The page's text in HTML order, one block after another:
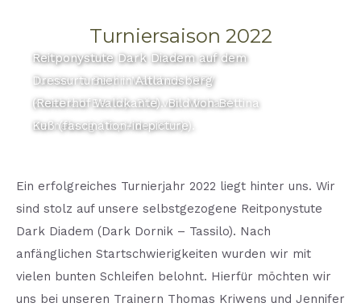
Turniersaison 2022
Reitponystute Dark Diadem auf dem
Turnier in Berlin Malchow (RFV
Kleeblatt Berlin). Bild von Michael
Berneburg (TopVideoFilm).
Reitponystute Dark Diadem auf dem
Dressurturnier in Altlandsberg
(Reiterhof Waldkante). Bild von Bettina
Kuß (fascination-in-picture).
Ein erfolgreiches Turnierjahr 2022 liegt hinter uns. Wir
sind stolz auf unsere selbstgezogene Reitponystute
Dark Diadem (Dark Dornik – Tassilo). Nach
anfänglichen Startschwierigkeiten wurden wir mit
vielen bunten Schleifen belohnt. Hierfür möchten wir
uns bei unseren Trainern Thomas Kriwens und Jennifer